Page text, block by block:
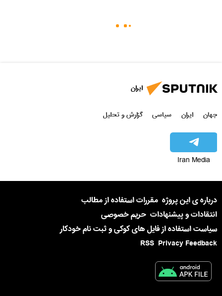
ایران
جهان ایران سیاسی گزارش و تحلیل
Iran Media
درباره ی این پروژه مقررات استفاده از مطالب
انتقادات و پیشنهادات حریم خصوصی
سیاست استفاده از فایل های کوکی و ثبت نام خودکار
Privacy Feedback
RSS